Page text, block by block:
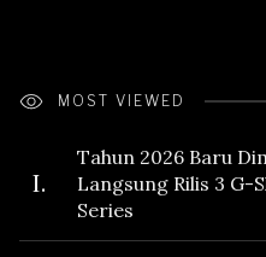
MOST VIEWED
I.
Tahun 2026 Baru
Langsung Rilis 3 G-
Series